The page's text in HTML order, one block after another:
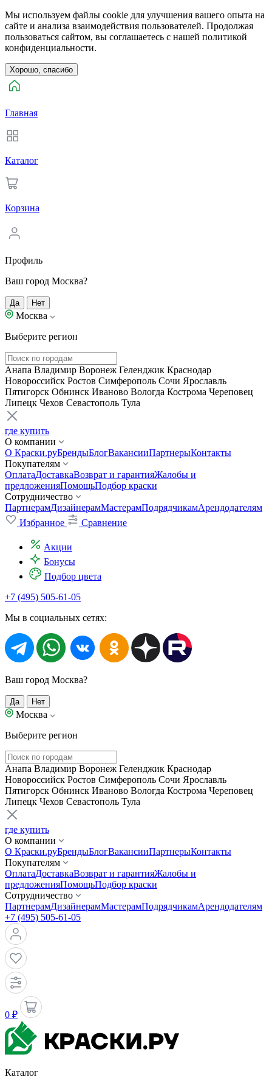
Мы используем файлы cookie для улучшения вашего опыта на
сайте и анализа взаимодействия пользователей. Продолжая
пользоваться сайтом, вы соглашаетесь с нашей политикой
конфиденциальности.
Хорошо, спасибо
Главная
Каталог
Корзина
Профиль
Ваш город Москва?
Да Нет
Москва
Выберите регион
Анапа Владимир Воронеж Геленджик Краснодар
Новороссийск Ростов Симферополь Сочи Ярославль
Пятигорск Обнинск Иваново Вологда Кострома Череповец
Липецк Чехов Севастополь Тула
где купить
О компании
О Краски.руБрендыБлогВакансииПартнерыКонтакты
Покупателям
ОплатаДоставкаВозврат и гарантияЖалобы и
предложенияПомощьПодбор краски
Сотрудничество
ПартнерамДизайнерамМастерамПодрядчикамАрендодателям
Избранное
Сравнение
Акции
Бонусы
Подбор цвета
+7 (495) 505-61-05
Мы в социальных сетях:
Ваш город Москва?
Да Нет
Москва
Выберите регион
Анапа Владимир Воронеж Геленджик Краснодар
Новороссийск Ростов Симферополь Сочи Ярославль
Пятигорск Обнинск Иваново Вологда Кострома Череповец
Липецк Чехов Севастополь Тула
где купить
О компании
О Краски.руБрендыБлогВакансииПартнерыКонтакты
Покупателям
ОплатаДоставкаВозврат и гарантияЖалобы и
предложенияПомощьПодбор краски
Сотрудничество
ПартнерамДизайнерамМастерамПодрядчикамАрендодателям
+7 (495) 505-61-05
0 ₽
Каталог